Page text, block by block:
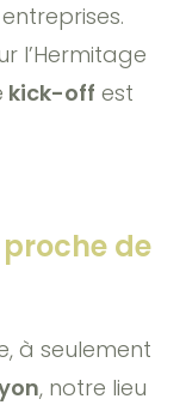
l’Hermitage
kick-off est
de
à seulement
, notre lieu